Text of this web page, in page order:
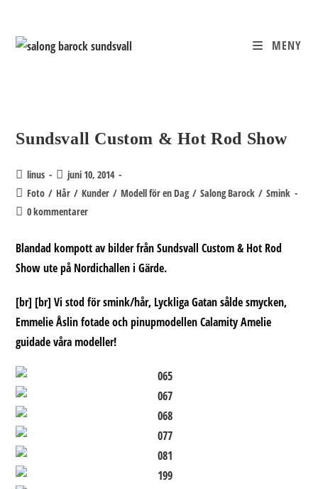
innehållet
MENY
Sundsvall Custom & Hot Rod Show
Inläggsförfattare:
linus
Inlägget
publicerat:
juni 10, 2014
Inläggskategori:
Foto / Hår / Kunder / Modell för en Dag / Salong Barock / Smink
Kommentarer
inlägget:
0 kommentarer
Blandad kompott av bilder från Sundsvall Custom & Hot Rod
Show ute på Nordichallen i Gärde.
[br] [br] Vi stod för smink/hår, Lyckliga Gatan sålde smycken,
Emmelie Åslin fotade och pinupmodellen Calamity Amelie
guidade våra modeller!